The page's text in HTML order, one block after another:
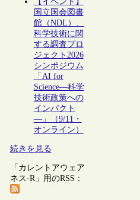
国立国会図書
館（NDL）、
科学技術に関
する調査プロ
ジェクト2026
シンポジウム
「AI for
Science―科学
技術政策への
インパクト
―」（9/11・
オンライン）
続きを見る
「カレントアウェア
ネス-R」用のRSS：